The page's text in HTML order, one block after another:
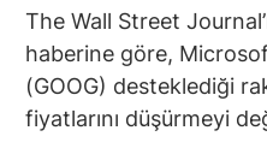
The Wall Street
haberine göre,
(GOOG) desteklediği
fiyatlarını düşürmeyi